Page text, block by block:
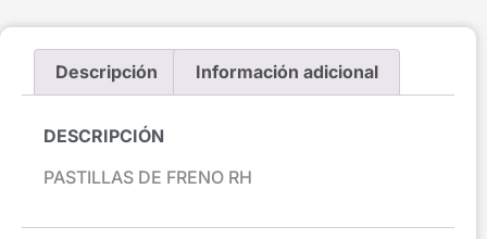
Descripción Información adicional
DESCRIPCIÓN
PASTILLAS DE FRENO RH